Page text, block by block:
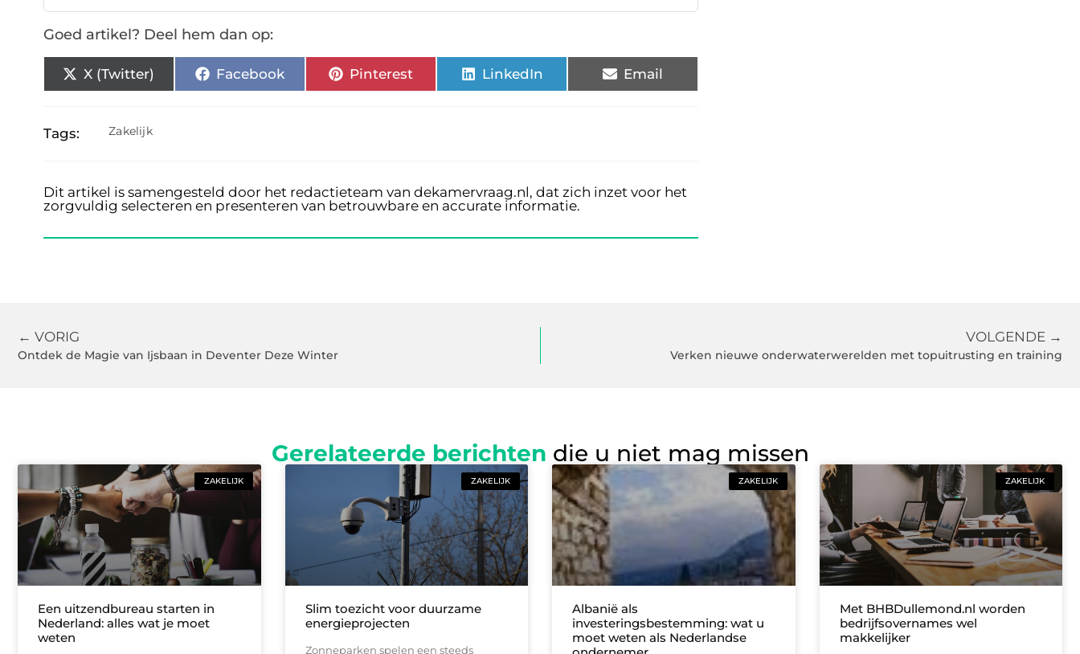
Goed artikel? Deel hem dan op:
X (Twitter) Facebook Pinterest LinkedIn Email
Tags: Zakelijk
Dit artikel is samengesteld door het redactieteam van dekamervraag.nl, dat zich inzet voor het
zorgvuldig selecteren en presenteren van betrouwbare en accurate informatie.
← VORIG
Ontdek de Magie van Ijsbaan in Deventer Deze Winter
VOLGENDE →
Verken nieuwe onderwaterwerelden met topuitrusting en training
Gerelateerde berichten die u niet mag missen
ZAKELIJK
Een uitzendbureau starten in
Nederland: alles wat je moet
weten
ZAKELIJK
Slim toezicht voor duurzame
energieprojecten
Zonneparken spelen een steeds
ZAKELIJK
Albanië als
investeringsbestemming: wat u
moet weten als Nederlandse
ZAKELIJK
Met BHBDullemond.nl worden
bedrijfsovernames wel
makkelijker